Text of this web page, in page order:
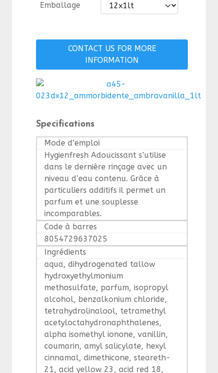
Emballage
CONTACT US FOR MORE
INFORMATION
Specifications
Mode d’emploi
Hygienfresh Adoucissant s’utilise
dans le dernière rinçage avec un
niveau d’eau contenu. Grâce à
particuliers additifs il permet un
parfum et une souplesse
incomparables.
Code à barres
8054729637025
Ingrédients
aqua, dihydrogenated tallow
hydroxyethylmonium
methosulfate, parfum, isopropyl
alcohol, benzalkonium chloride,
tetrahydrolinalool, tetramethyl
acetyloctahydronaphthalenes,
alpha isomethyl ionone, vanillin,
coumarin, amyl salicylate, hexyl
cinnamal, dimethicone, steareth-
21, acid yellow 23, acid red 18,